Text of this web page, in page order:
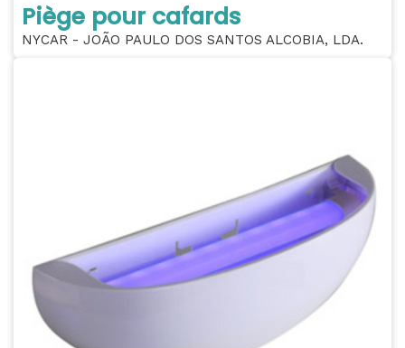
Piège pour cafards
NYCAR - JOÃO PAULO DOS SANTOS ALCOBIA, LDA.